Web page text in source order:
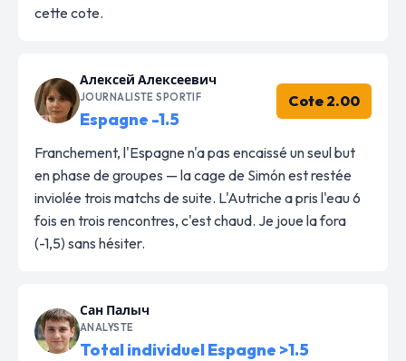
cette cote.
Алексей Алексеевич
JOURNALISTE SPORTIF
Espagne -1.5
Cote 2.00
Franchement, l'Espagne n'a pas encaissé un seul but
en phase de groupes — la cage de Simón est restée
inviolée trois matchs de suite. L'Autriche a pris l'eau 6
fois en trois rencontres, c'est chaud. Je joue la fora
(-1,5) sans hésiter.
Сан Палыч
ANALYSTE
Total individuel Espagne >1.5